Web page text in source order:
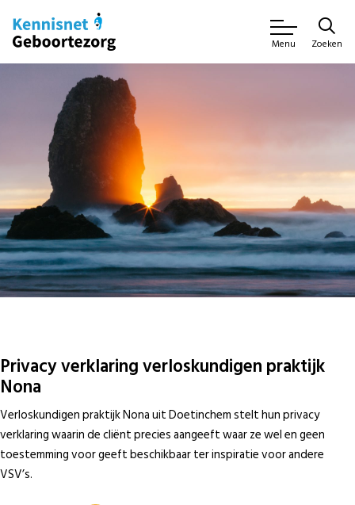
Menu Zoeken
Privacy verklaring verloskundigen praktijk
Nona
Verloskundigen praktijk Nona uit Doetinchem stelt hun privacy
verklaring waarin de cliënt precies aangeeft waar ze wel en geen
toestemming voor geeft beschikbaar ter inspiratie voor andere
VSV’s.